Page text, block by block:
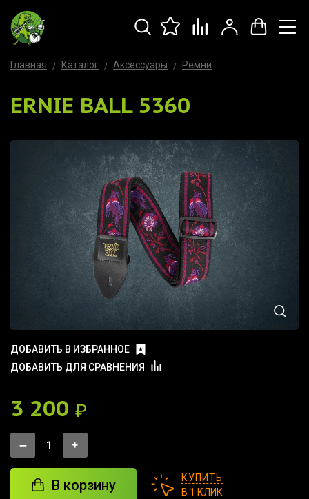
Главная Каталог Аксессуары Ремни
ERNIE BALL 5360
ДОБАВИТЬ В ИЗБРАННОЕ
ДОБАВИТЬ ДЛЯ СРАВНЕНИЯ
3 200 ₽
В корзину
КУПИТЬ
В 1 КЛИК